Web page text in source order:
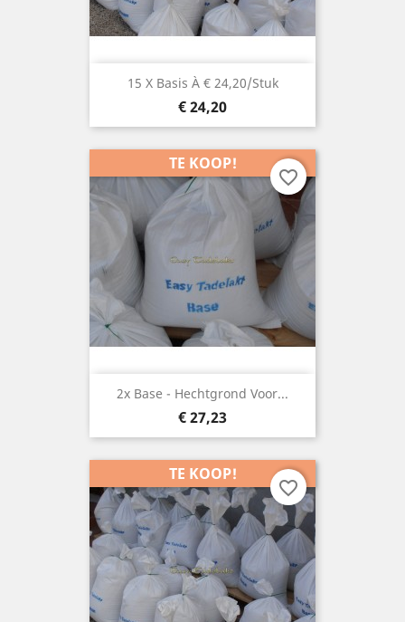
15 X Basis À € 24,20/stuk
Prijs
€ 24,20
2x Base - Hechtgrond Voor...
Prijs
€ 27,23
TE KOOP!
favorite_border
TE KOOP!
favorite_border